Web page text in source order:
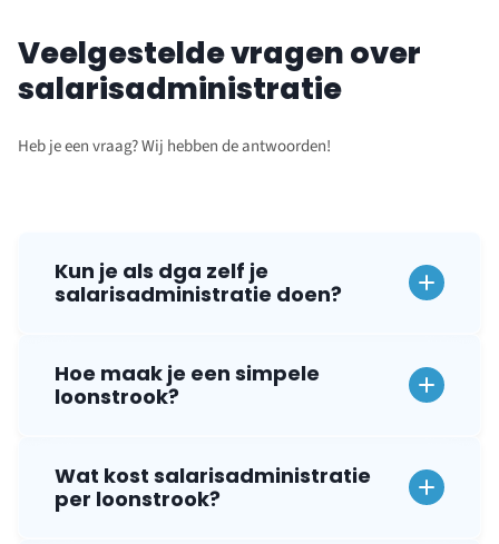
Veelgestelde vragen over
salarisadministratie
Heb je een vraag? Wij hebben de antwoorden!
Kun je als dga zelf je
salarisadministratie doen?
Hoe maak je een simpele
loonstrook?
Wat kost salarisadministratie
per loonstrook?